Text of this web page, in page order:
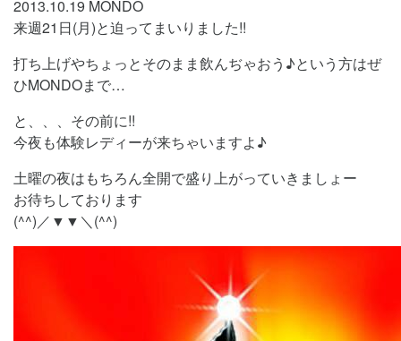
2013.10.19 MONDO
来週21日(月)と迫ってまいりました!!
打ち上げやちょっとそのまま飲んぢゃおう♪という方はぜ
ひMONDOまで…
と、、、その前に!!
今夜も体験レディーが来ちゃいますよ♪
土曜の夜はもちろん全開で盛り上がっていきましょー
お待ちしております
(^^)／▼▼＼(^^)